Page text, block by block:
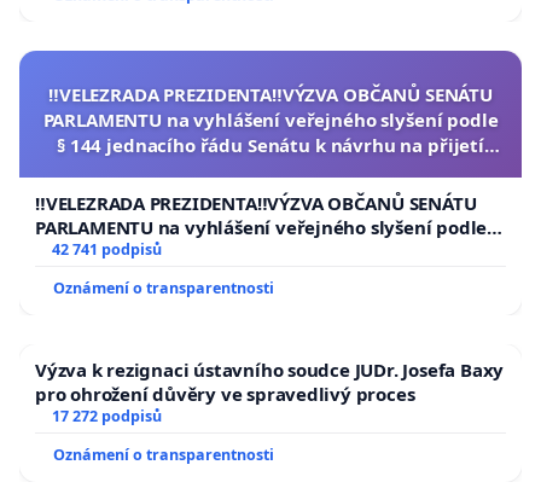
‼️VELEZRADA PREZIDENTA‼️VÝZVA OBČANŮ SENÁTU
PARLAMENTU na vyhlášení veřejného slyšení podle
§ 144 jednacího řádu Senátu k návrhu na přijetí
republiky
‼️VELEZRADA PREZIDENTA‼️VÝZVA OBČANŮ SENÁTU
PARLAMENTU na vyhlášení veřejného slyšení podle §
144 jednacího řádu Senátu k návrhu na přijetí
republiky
42 741 podpisů
Oznámení o transparentnosti
Výzva k rezignaci ústavního soudce JUDr. Josefa Baxy
pro ohrožení důvěry ve spravedlivý proces
17 272 podpisů
Oznámení o transparentnosti